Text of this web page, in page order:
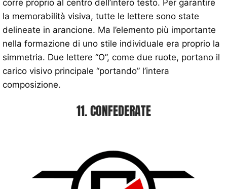
corre proprio al centro dell’intero testo. Per garantire
la memorabilità visiva, tutte le lettere sono state
delineate in arancione. Ma l’elemento più importante
nella formazione di uno stile individuale era proprio la
simmetria. Due lettere “O”, come due ruote, portano il
carico visivo principale “portando” l’intera
composizione.
11. CONFEDERATE